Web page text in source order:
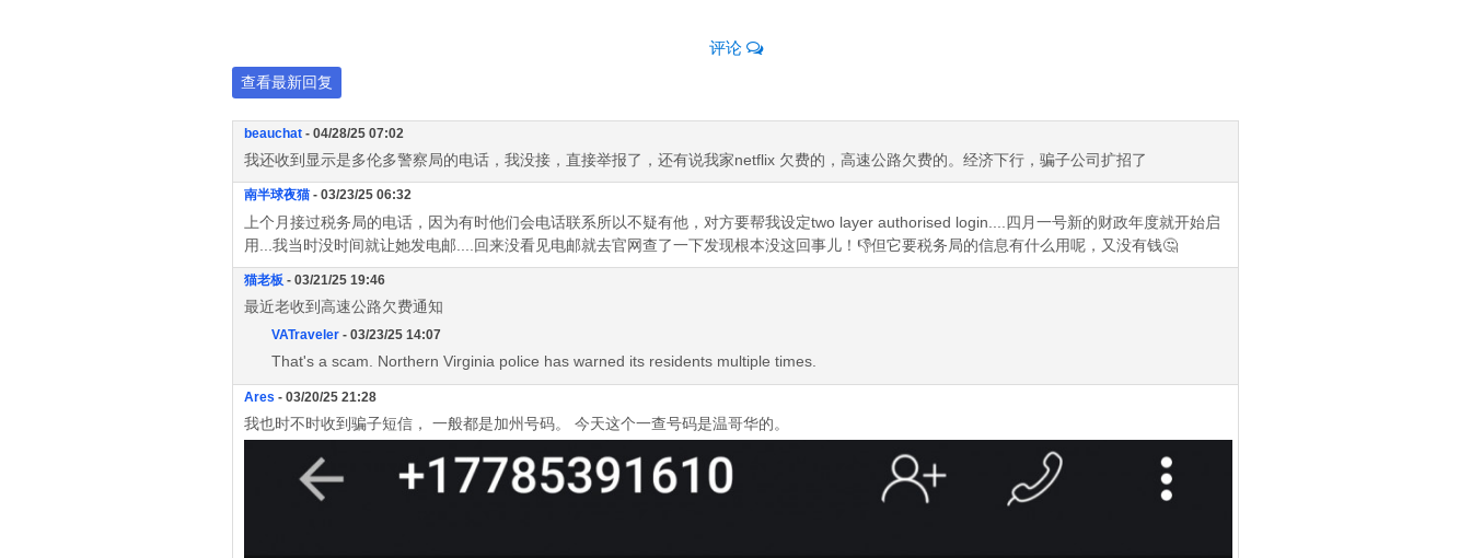
评论
查看最新回复
beauchat - 04/28/25 07:02
我还收到显示是多伦多警察局的电话，我没接，直接举报了，还有说我家netflix 欠费的，高速公路欠费的。经济下行，骗子公司扩招了
南半球夜猫 - 03/23/25 06:32
上个月接过税务局的电话，因为有时他们会电话联系所以不疑有他，对方要帮我设定two layer authorised login....四月一号新的财政年度就开始启
用...我当时没时间就让她发电邮....回来没看见电邮就去官网查了一下发现根本没这回事儿！👎但它要税务局的信息有什么用呢，又没有钱🤔
猫老板 - 03/21/25 19:46
最近老收到高速公路欠费通知
VATraveler - 03/23/25 14:07
That's a scam. Northern Virginia police has warned its residents multiple times.
Ares - 03/20/25 21:28
我也时不时收到骗子短信， 一般都是加州号码。 今天这个一查号码是温哥华的。